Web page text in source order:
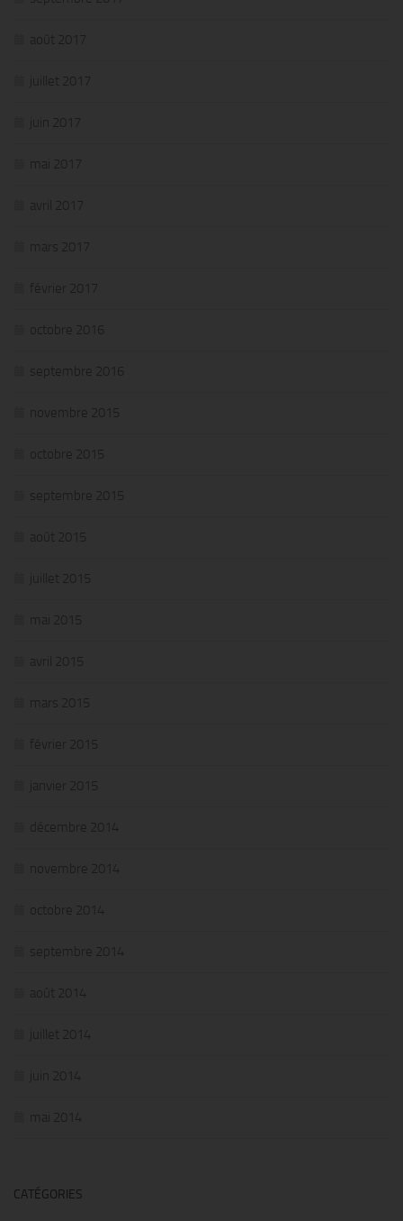
août 2017
juillet 2017
juin 2017
mai 2017
avril 2017
mars 2017
février 2017
octobre 2016
septembre 2016
novembre 2015
octobre 2015
septembre 2015
août 2015
juillet 2015
mai 2015
avril 2015
mars 2015
février 2015
janvier 2015
décembre 2014
novembre 2014
octobre 2014
septembre 2014
août 2014
juillet 2014
juin 2014
mai 2014
CATÉGORIES